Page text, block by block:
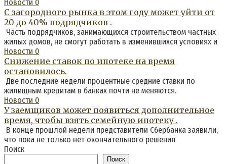
Новости 0
С загородного рынка в этом году может уйти от
20 до 40% подрядчиков .
Часть подрядчиков, занимающихся строительством частных
жилых домов, не смогут работать в изменившихся условиях и
Новости 0
Снижение ставок по ипотеке на время
остановилось.
Две последние недели процентные средние ставки по
жилищным кредитам в банках почти не меняются.
Новости 0
У заемщиков может появиться дополнительное
время, чтобы взять семейную ипотеку .
В конце прошлой недели представители Сбербанка заявили,
что пока не только нет окончательного решения
Поиск
Поиск